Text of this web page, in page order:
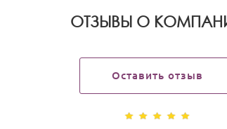
OТЗЫВЫ О
Оставить отзыв